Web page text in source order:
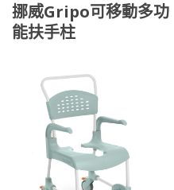
挪威Gripo可移動多功
能扶手柱